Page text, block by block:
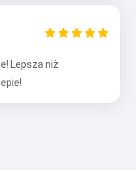
Lepsza niż
z usługi,